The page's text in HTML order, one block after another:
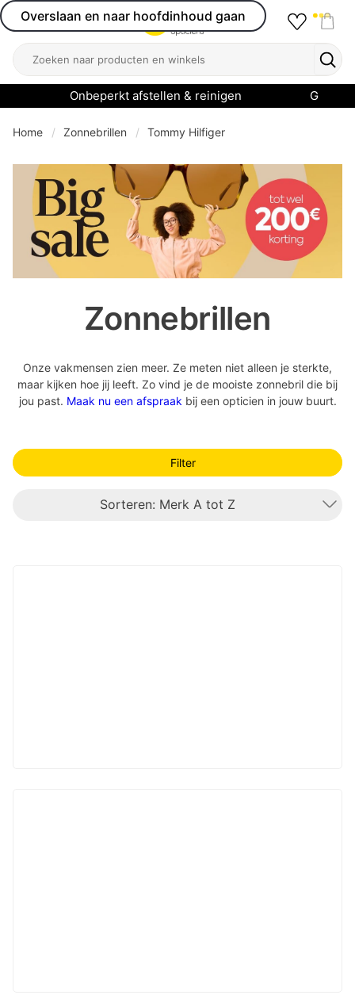
Overslaan en naar hoofdinhoud gaan
Open menu
Zoeken
Onbeperkt afstellen & reinigen
menu
Home Zonnebrillen Tommy Hilfiger
Zonnebrillen
Onze vakmensen zien meer. Ze meten niet alleen je sterkte,
maar kijken hoe jij leeft. Zo vind je de mooiste zonnebril die bij
jou past. Maak nu een afspraak bij een opticien in jouw buurt.
Filter
Sorteren: Merk A tot Z